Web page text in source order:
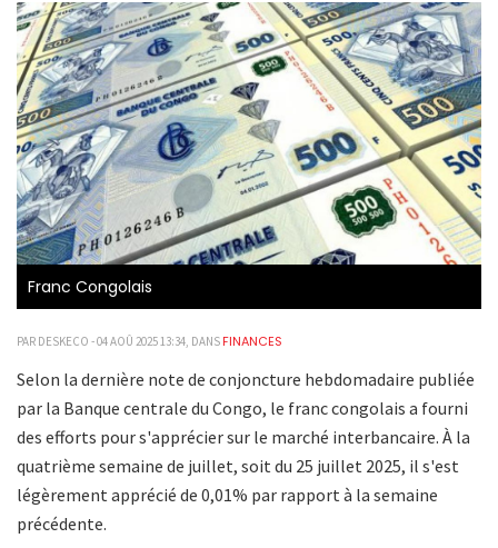
Franc Congolais
PAR DESKECO - 04 AOÛ 2025 13:34, DANS FINANCES
Selon la dernière note de conjoncture hebdomadaire publiée
par la Banque centrale du Congo, le franc congolais a fourni
des efforts pour s'apprécier sur le marché interbancaire. À la
quatrième semaine de juillet, soit du 25 juillet 2025, il s'est
légèrement apprécié de 0,01% par rapport à la semaine
précédente.